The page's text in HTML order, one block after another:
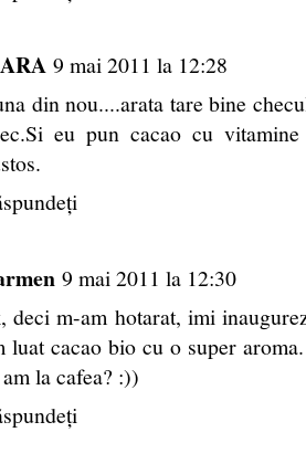
9 mai 2011 la 12:28
din nou....arata tare bine
eu pun cacao cu
9 mai 2011 la 12:30
deci m-am hotarat, imi
luat cacao bio cu o super
am la cafea? :))